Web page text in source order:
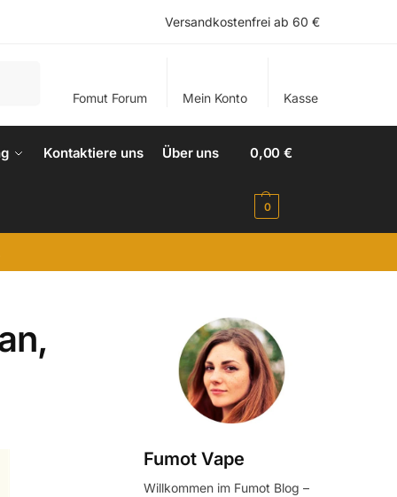
Versandkostenfrei ab 60 €
Fomut Forum Mein Konto Kasse
Kontaktiere uns Über uns 0,00€
0
Fumot Vape
Willkommen im Fumot Blog –